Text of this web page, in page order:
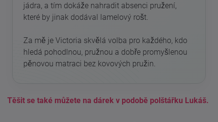
jádra, a tím dokáže nahradit absenci pružení,
které by jinak dodával lamelový rošt.
Za mě je Victoria skvělá volba pro každého, kdo
hledá pohodlnou, pružnou a dobře promyšlenou
pěnovou matraci bez kovových pružin.
Těšit se také můžete na dárek v podobě polštářku Lukáš.